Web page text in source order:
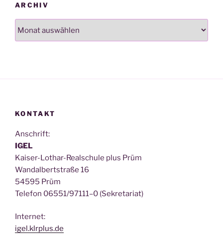
ARCHIV
KONTAKT
Anschrift:
IGEL
Kai­ser-Lothar-Real­schu­le plus Prüm
Wan­dal­bert­stra­ße 16
54595 Prüm
Tele­fon 06551/97111–0 (Sekre­ta­ri­at)
Inter­net:
igel.klrplus.de